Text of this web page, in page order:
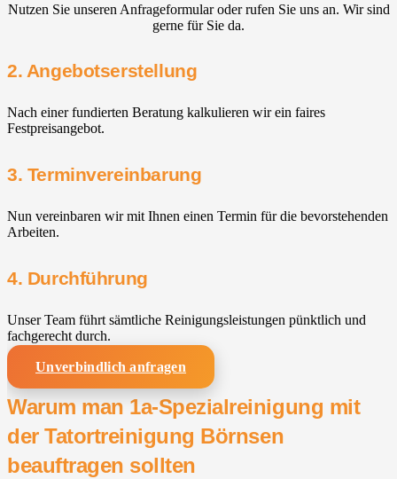
Nutzen Sie unseren Anfrageformular oder rufen Sie uns an. Wir sind
gerne für Sie da.
2. Angebotserstellung
Nach einer fundierten Beratung kalkulieren wir ein faires
Festpreisangebot.
3. Terminvereinbarung
Nun vereinbaren wir mit Ihnen einen Termin für die bevorstehenden
Arbeiten.
4. Durchführung
Unser Team führt sämtliche Reinigungsleistungen pünktlich und
fachgerecht durch.
Unverbindlich anfragen
Warum man 1a-Spezialreinigung mit
der Tatortreinigung Börnsen
beauftragen sollten